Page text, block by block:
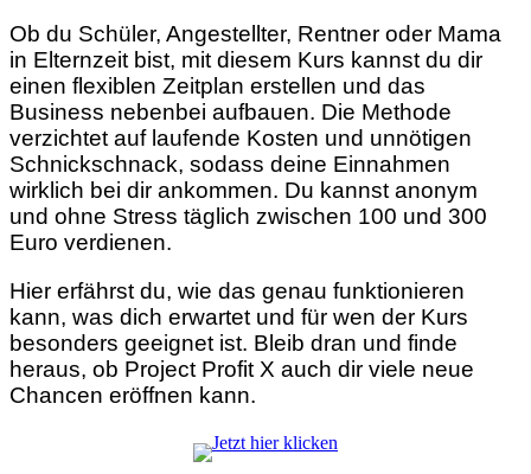
Ob du Schüler, Angestellter, Rentner oder Mama
in Elternzeit bist, mit diesem Kurs kannst du dir
einen flexiblen Zeitplan erstellen und das
Business nebenbei aufbauen. Die Methode
verzichtet auf laufende Kosten und unnötigen
Schnickschnack, sodass deine Einnahmen
wirklich bei dir ankommen. Du kannst anonym
und ohne Stress täglich zwischen 100 und 300
Euro verdienen.
Hier erfährst du, wie das genau funktionieren
kann, was dich erwartet und für wen der Kurs
besonders geeignet ist. Bleib dran und finde
heraus, ob Project Profit X auch dir viele neue
Chancen eröffnen kann.